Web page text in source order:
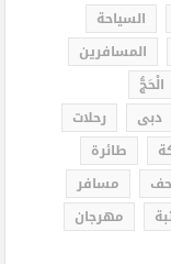
السياحة
المسافرين
الْحَجُّ
دبى
رحلات
طائرة
مسافر
مهرجان